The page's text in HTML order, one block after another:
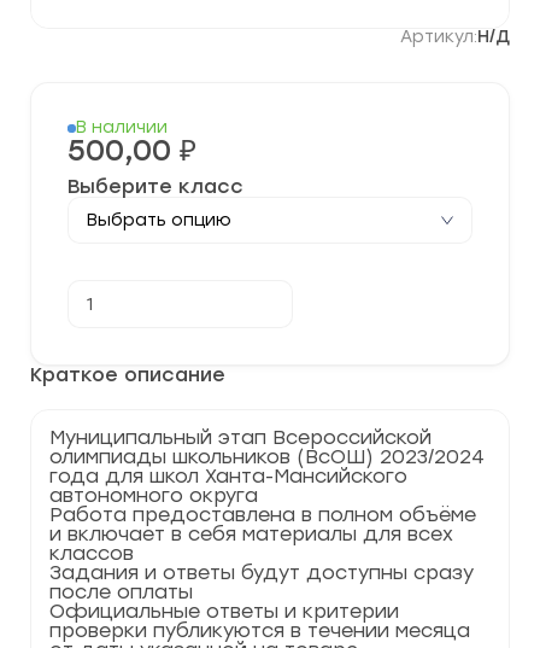
Артикул:Н/Д
Краткое описание
Муниципальный этап Всероссийской
олимпиады школьников (ВсОШ) 2023/2024
года для школ Ханта-Мансийского
автономного округа
Работа предоставлена в полном объёме
и включает в себя материалы для всех
классов
Задания и ответы будут доступны сразу
после оплаты
Официальные ответы и критерии
проверки публикуются в течении месяца
В наличии
500,00 ₽
Выберите класс
товара
этап
по
2024
гг.
ХМАО
86
регион